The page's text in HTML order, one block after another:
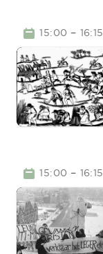
TIME15:00 – 16:15
TIME15:00 – 16:15